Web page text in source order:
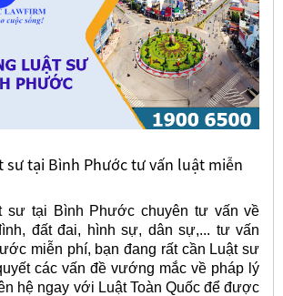
sư tại Bình Phước tư vấn luật miễn
sư tại Bình Phước chuyên tư vấn về
đất đai, hình sự, dân sự,... tư vấn
miễn phí, bạn đang rất cần Luật sư
các vấn đề vướng mắc về pháp lý
hệ ngay với Luật Toàn Quốc để được